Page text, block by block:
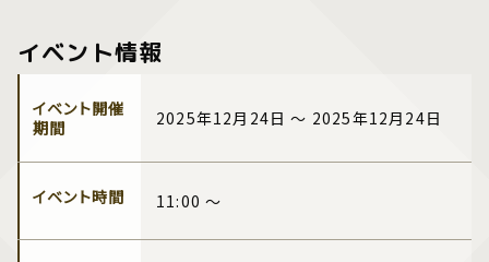
イベント情報
イベント開催
期間
2025年12月24日 ～ 2025年12月24日
イベント時間 11:00 ～